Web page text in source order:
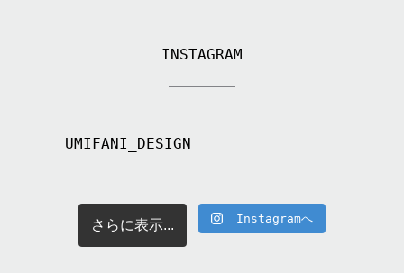
INSTAGRAM
UMIFANI_DESIGN
さらに表示... Instagramへ